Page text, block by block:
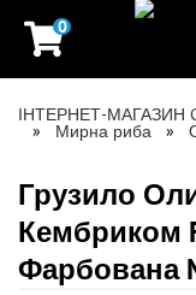
0
ІНТЕРНЕТ-МАГАЗИН
Мирна риба
Грузило
Кембриком
Фарбована